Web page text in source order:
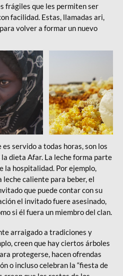
frágiles que les permiten ser
facilidad. Estas, llamadas ari,
volver a formar un nuevo
es servido a todas horas, son los
dieta Afar. La leche forma parte
la hospitalidad. Por ejemplo,
leche caliente para beber, el
que puede contar con su
el invitado fuere asesinado,
si él fuera un miembro del clan.
arraigado a tradiciones y
creen que hay ciertos árboles
protegerse, hacen ofrendas
o incluso celebran la “fiesta de